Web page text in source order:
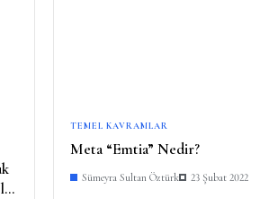
TEMEL KAVRAMLAR
Meta “Emtia” Nedir?
Sümeyra Sultan Öztürk 23 Şubat 2022